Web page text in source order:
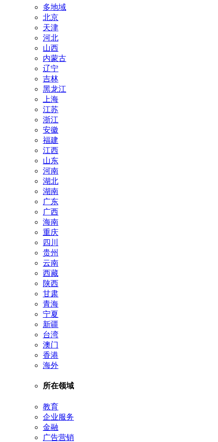
多地域
北京
天津
河北
山西
内蒙古
辽宁
吉林
黑龙江
上海
江苏
浙江
安徽
福建
江西
山东
河南
湖北
湖南
广东
广西
海南
重庆
四川
贵州
云南
西藏
陕西
甘肃
青海
宁夏
新疆
台湾
澳门
香港
海外
所在领域
教育
企业服务
金融
广告营销